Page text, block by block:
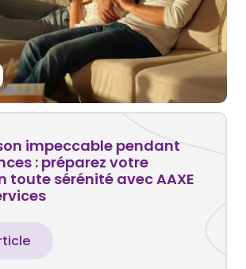
impeccable pendant
: préparez votre
toute sérénité avec AAXE